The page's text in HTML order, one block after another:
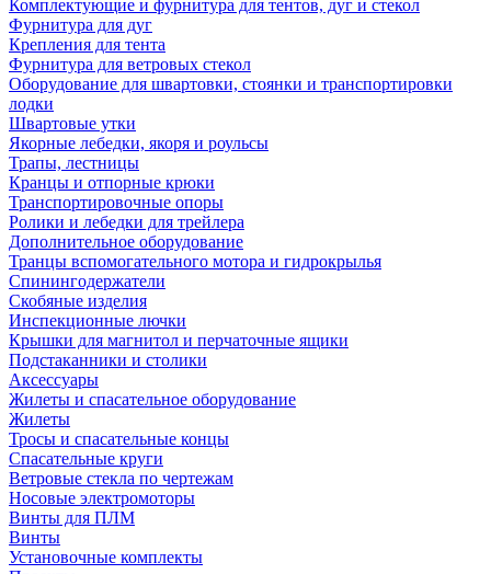
Комплектующие и фурнитура для тентов, дуг и стекол
Фурнитура для дуг
Крепления для тента
Фурнитура для ветровых стекол
Оборудование для швартовки, стоянки и транспортировки
лодки
Швартовые утки
Якорные лебедки, якоря и роульсы
Трапы, лестницы
Кранцы и отпорные крюки
Транспортировочные опоры
Ролики и лебедки для трейлера
Дополнительное оборудование
Транцы вспомогательного мотора и гидрокрылья
Спинингодержатели
Скобяные изделия
Инспекционные лючки
Крышки для магнитол и перчаточные ящики
Подстаканники и столики
Аксессуары
Жилеты и спасательное оборудование
Жилеты
Тросы и спасательные концы
Спасательные круги
Ветровые стекла по чертежам
Носовые электромоторы
Винты для ПЛМ
Винты
Установочные комплекты